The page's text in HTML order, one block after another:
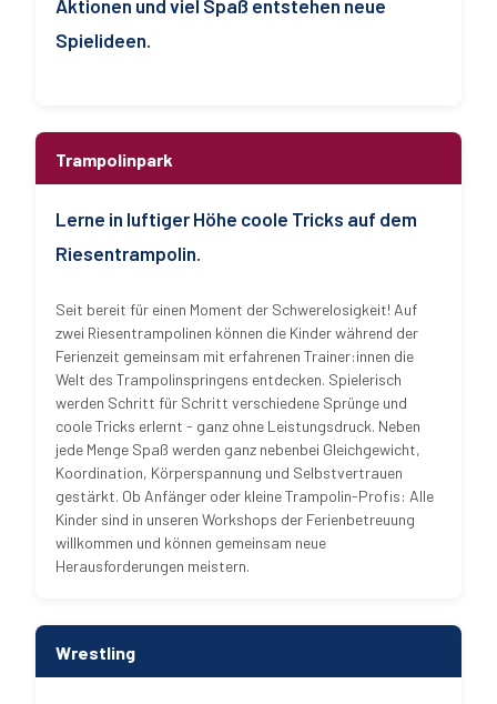
Aktionen und viel Spaß entstehen neue
Spielideen.
Trampolinpark
Lerne in luftiger Höhe coole Tricks auf dem
Riesentrampolin.
Seit bereit für einen Moment der Schwerelosigkeit! Auf
zwei Riesentrampolinen können die Kinder während der
Ferienzeit gemeinsam mit erfahrenen Trainer:innen die
Welt des Trampolinspringens entdecken. Spielerisch
werden Schritt für Schritt verschiedene Sprünge und
coole Tricks erlernt - ganz ohne Leistungsdruck. Neben
jede Menge Spaß werden ganz nebenbei Gleichgewicht,
Koordination, Körperspannung und Selbstvertrauen
gestärkt. Ob Anfänger oder kleine Trampolin-Profis: Alle
Kinder sind in unseren Workshops der Ferienbetreuung
willkommen und können gemeinsam neue
Herausforderungen meistern.
Wrestling